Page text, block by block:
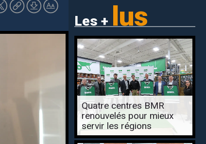
Les + lus
Quatre centres BMR
renouvelés pour mieux
servir les régions